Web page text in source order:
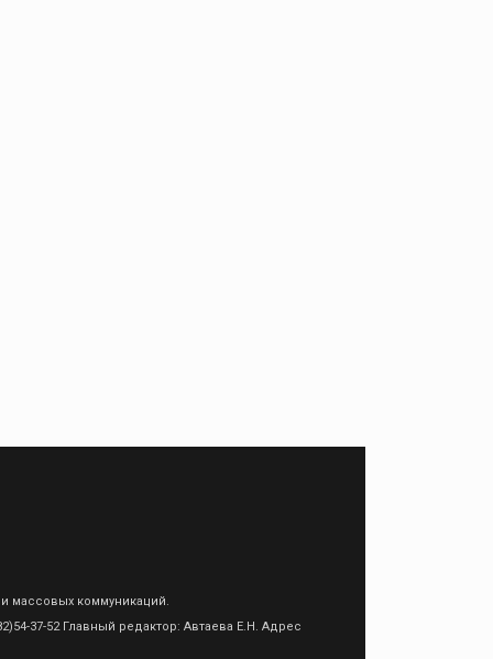
массовых коммуникаций.
37-52 Главный редактор: Автаева Е.Н. Адрес